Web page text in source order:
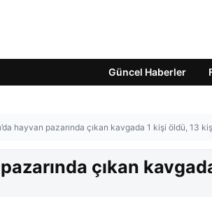
Güncel Haberler
hayvan pazarında çıkan kavgada 1 kişi öldü, 13
çıkan